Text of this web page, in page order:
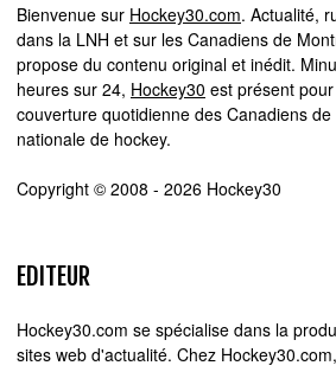
Bienvenue sur Hockey30.com. Actualité,
dans la LNH et sur les Canadiens de
propose du contenu original et inédit.
heures sur 24, Hockey30 est présent
couverture quotidienne des Canadiens
nationale de hockey.
Copyright © 2008 - 2026 Hockey30
EDITEUR
Hockey30.com se spécialise dans la
sites web d'actualité. Chez